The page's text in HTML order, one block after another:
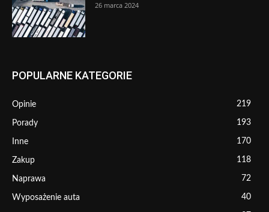
26 marca 2024
POPULARNE KATEGORIE
Opinie 219
Porady 193
Inne 170
Zakup 118
Naprawa 72
Wyposażenie auta 40